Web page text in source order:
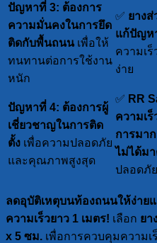
ปัญหาที่ 3: ต้องการ
ความมั่นคงในการยึด
ติดกับพื้นถนนเพื่อให้
ทนทานต่อการใช้งาน
หนัก
✅ ยาง
แก้ปัญห
ความเ
ง่าย
ปัญหาที่ 4: ต้องการผู้
เชี่ยวชาญในการติด
ตั้ง เพื่อความปลอดภัย
และคุณภาพสูงสุด
✅ RR
ความเ
การมา
ไม่ได้ม
ปลอดภั
ลดอุบัติเหตุบนท้องถนนให้ง่าย
ความเร็วยาว 1 เมตร! เลือก ยา
x 5 ซม. เพื่อการควบคุมความ